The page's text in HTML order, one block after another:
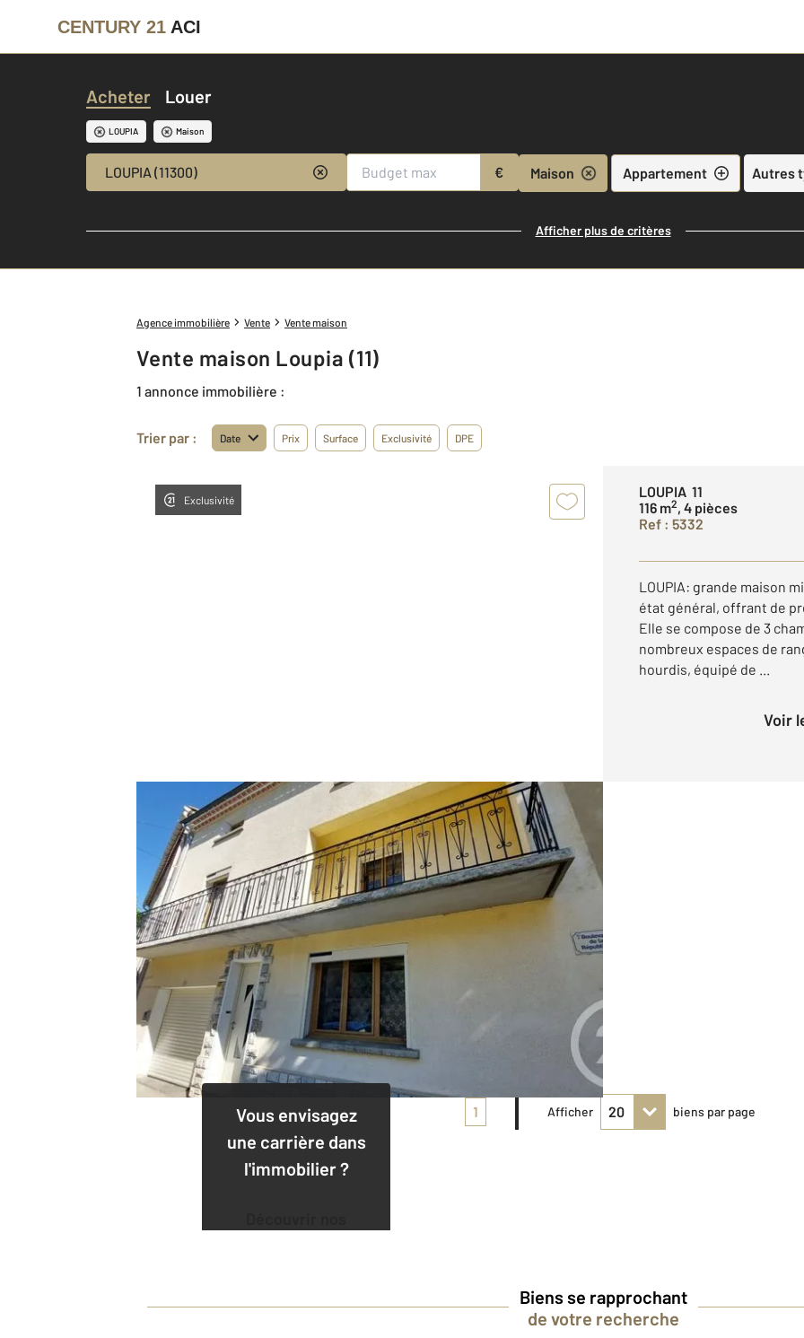
CENTURY 21 ACI
Acheter Louer
LOUPIA Maison
LOUPIA (11300) € Maison Appartement Autres
Afficher plus de critères
Agence immobilière Vente Vente maison
Vente maison Loupia (11)
1 annonce immobilière :
Trier par : Date Prix Surface Exclusivité DPE
Exclusivité
LOUPIA 11
116 m2, 4 pièces
Ref : 5332
LOUPIA: grande maison
état général, offrant de
Elle se compose de 3
nombreux espaces de
hourdis, équipé de ...
Voir
Vous envisagez
une carrière dans
l'immobilier ?
1 Afficher biens par page
Biens se rapprochant
de votre recherche